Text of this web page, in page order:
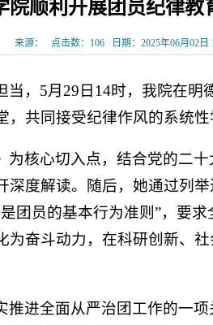
院顺利开展团员纪律教
来源： 点击数： 106 日期：2025年06月02日
，5月29日14时，我院在
共同接受纪律作风的系统性
核心切入点，结合党的二
度解读。随后，她通过列
团员的基本行为准则”，要
奋斗动力，在科研创新、
进全面从严治团工作的一